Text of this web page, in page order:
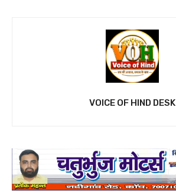
VOICE OF HIND DESK